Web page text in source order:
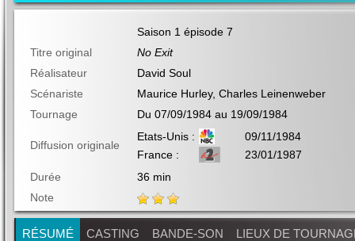
Saison 1 épisode 7
Titre original
No Exit
Réalisateur
David Soul
Scénariste
Maurice Hurley, Charles Leinenweber
Tournage
Du 07/09/1984 au 19/09/1984
Diffusion originale
Etats-Unis :
09/11/1984
France :
23/01/1987
Durée
36 min
Note
RÉSUMÉ CASTING BANDE-SON LIEUX DE